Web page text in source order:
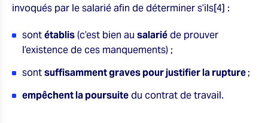
invoqués par le salarié afin de déterminer s’ils[4] :
sontétablis(c’est bien au salariéde prouver
l’existence de ces manquements) ;
sontsuffisamment graves pour justifier la rupture;
empêchent la poursuitedu contrat de travail.